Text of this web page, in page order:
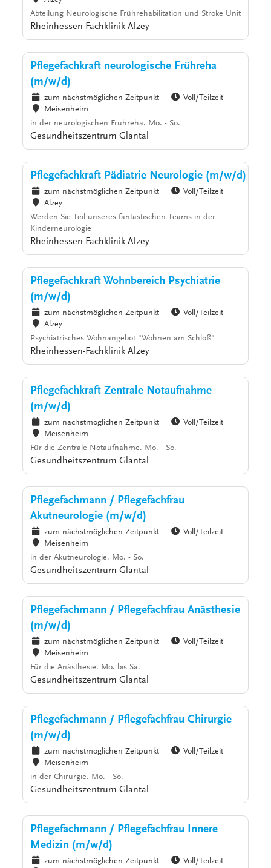
Abteilung Neurologische Frührehabilitation und Stroke Unit
Rheinhessen-Fachklinik Alzey
Pflegefachkraft neurologische Frühreha
(m/w/d)
zum nächstmöglichen Zeitpunkt
Voll/Teilzeit
Meisenheim
in der neurologischen Frühreha. Mo. - So.
Gesundheitszentrum Glantal
Pflegefachkraft Pädiatrie Neurologie (m/w/d)
zum nächstmöglichen Zeitpunkt
Voll/Teilzeit
Alzey
Werden Sie Teil unseres fantastischen Teams in der
Kinderneurologie
Rheinhessen-Fachklinik Alzey
Pflegefachkraft Wohnbereich Psychiatrie
(m/w/d)
zum nächstmöglichen Zeitpunkt
Voll/Teilzeit
Alzey
Psychiatrisches Wohnangebot "Wohnen am Schloß"
Rheinhessen-Fachklinik Alzey
Pflegefachkraft Zentrale Notaufnahme
(m/w/d)
zum nächstmöglichen Zeitpunkt
Voll/Teilzeit
Meisenheim
Für die Zentrale Notaufnahme. Mo. - So.
Gesundheitszentrum Glantal
Pflegefachmann / Pflegefachfrau
Akutneurologie (m/w/d)
zum nächstmöglichen Zeitpunkt
Voll/Teilzeit
Meisenheim
in der Akutneurologie. Mo. - So.
Gesundheitszentrum Glantal
Pflegefachmann / Pflegefachfrau Anästhesie
(m/w/d)
zum nächstmöglichen Zeitpunkt
Voll/Teilzeit
Meisenheim
Für die Anästhesie. Mo. bis Sa.
Gesundheitszentrum Glantal
Pflegefachmann / Pflegefachfrau Chirurgie
(m/w/d)
zum nächstmöglichen Zeitpunkt
Voll/Teilzeit
Meisenheim
in der Chirurgie. Mo. - So.
Gesundheitszentrum Glantal
Pflegefachmann / Pflegefachfrau Innere
Medizin (m/w/d)
zum nächstmöglichen Zeitpunkt
Voll/Teilzeit